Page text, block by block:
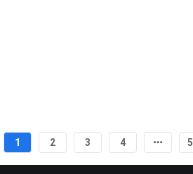
1 2 3 4